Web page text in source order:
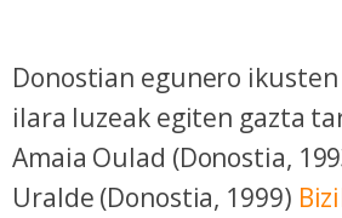
Donostian egunero
ilara luzeak egiten gazta
Amaia Oulad (Donostia,
Uralde (Donostia, 1999)